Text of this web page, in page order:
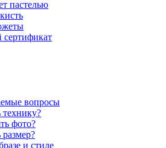
пастелью
вопросы
фото?
и стиле